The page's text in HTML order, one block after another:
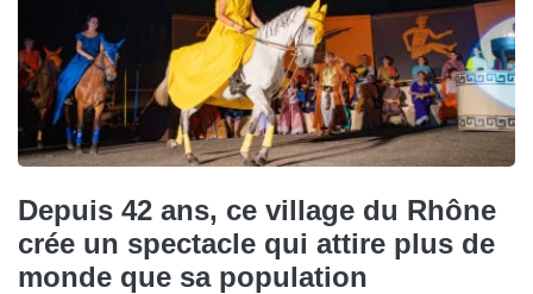
Depuis 42 ans, ce village du Rhône
crée un spectacle qui attire plus de
monde que sa population